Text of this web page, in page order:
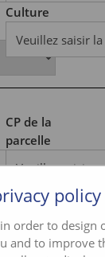
Culture
CP de la
parcelle
Culture policy
order to design
and to improve